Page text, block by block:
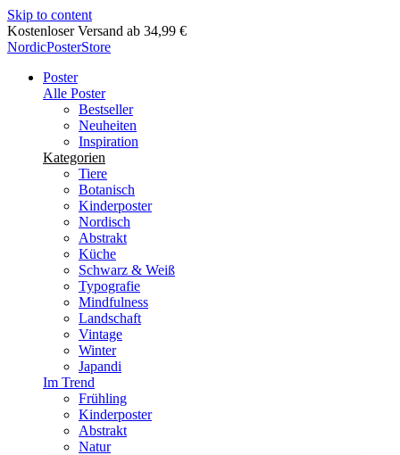
Skip to content
Lieferung in 2-5 Werktagen
NordicPosterStore
Poster
Alle Poster
Bestseller
Neuheiten
Inspiration
Kategorien
Tiere
Botanisch
Kinderposter
Nordisch
Abstrakt
Küche
Schwarz & Weiß
Typografie
Mindfulness
Landschaft
Vintage
Winter
Japandi
Im Trend
Frühling
Kinderposter
Abstrakt
Natur